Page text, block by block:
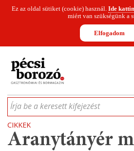
Ez az oldal sütiket (cookie) használ. Ide
miért van szükségünk a
Elfogadom
CIKKEKHÍREKINFOGRAFIKÁK
Írja be a keresett kifejezést
CIKKEK
Aranytányér